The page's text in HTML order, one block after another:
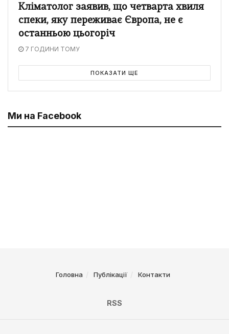
Кліматолог заявив, що четварта хвиля
спеки, яку переживає Європа, не є
останньою цьогоріч
7 ГОДИНИ ТОМУ
ПОКАЗАТИ ЩЕ
Ми на Facebook
Головна Публікації Контакти
RSS